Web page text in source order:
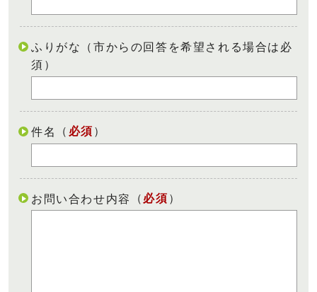
ふりがな（市からの回答を希望される場合は必
須）
件名 （ 必須 ）
お問い合わせ内容 （ 必須 ）